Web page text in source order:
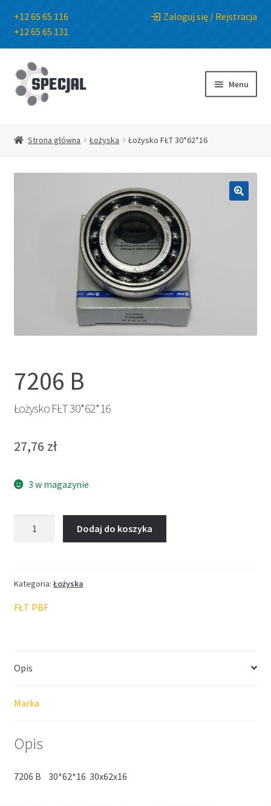
+12 65 65 116
+12 65 65 131
Zaloguj się / Rejstracja
Przejdź
do
nawigacji
Przejdź
do
treści
Menu
Strona główna Łożyska Łożysko FŁT 30*62*16
7206 B
Łożysko FŁT 30*62*16
27,76 zł
3 w magazynie
Dodaj do koszyka
Kategoria: Łożyska
FŁT PBF
Opis
Marka
Opis
7206 B 30*62*16 30x62x16